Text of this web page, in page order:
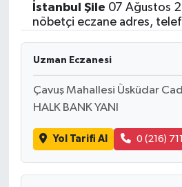
İstanbul Şile 07 Ağustos
nöbetçi eczane adres,
Uzman Eczanesi
Çavuş Mahallesi Üsküdar
HALK BANK YANI
Yol Tarifi Al 0 (216)